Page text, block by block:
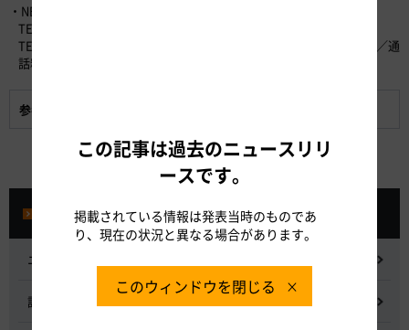
・NEXCO中日本お客さまセンター （24時間365日対応）
TEL：0120-922-229 （フリーダイヤル）
TEL：052-223-0333 （フリーダイヤルがご利用になれないお客さま／通
話料有料）
参考資料:
プレスルーム
ニュースリリース
記者会見
この記事は過去のニュースリリ
ースです。
掲載されている情報は発表当時のものであ
り、現在の状況と異なる場合があります。
このウィンドウを閉じる